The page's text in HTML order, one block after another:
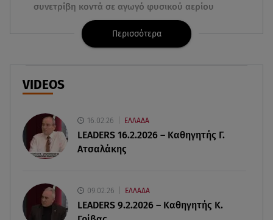
συνετρίβη κοντά σε αγωγό φυσικού αερίου
08.08.26 , 21:32
Φωτιά στην Αττικοβοιωτία: Ενέργεια ίση με έξι
ατομικές βόμβες
08.08.26 , 21:20
από τη νέα συμμαχία
08.08.26 , 19:19
08.08.26 , 18:51
Περισσότερα
VIDEOS
16.02.26 ΕΛΛΑΔΑ
LEADERS 16.2.2026 – Καθηγητής Γ.
Ατσαλάκης
09.02.26 ΕΛΛΑΔΑ
LEADERS 9.2.2026 – Καθηγητής Κ.